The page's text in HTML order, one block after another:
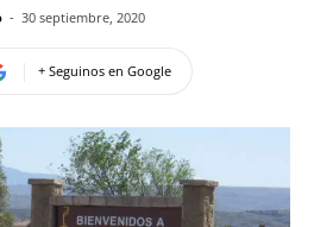
- 30 septiembre, 2020
+ Seguinos en Google